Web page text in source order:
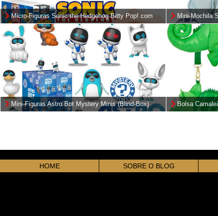
Micro-Figuras Sonic the Hedgehog Bitty Pop! com
2,3 cm de Altura (Blind Bag)
Mini-Mochila
Monstros
Mini-Figuras Astro Bot Mystery Minis (Blind-Box) Bolsa
HOME SOBRE O BLOG